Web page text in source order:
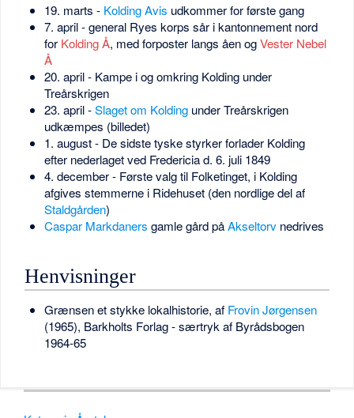
19. marts - Kolding Avis udkommer for første gang
7. april - general Ryes korps sår i kantonnement nord
for Kolding Å, med forposter langs åen ogVester Nebel
Å
20. april - Kampe i og omkring Kolding under
Treårskrigen
23. april -Slaget om Koldingunder Treårskrigen
udkæmpes (billedet)
1. august - De sidste tyske styrker forlader Kolding
efter nederlaget ved Fredericia d. 6. juli 1849
4. december - Første valg til Folketinget, i Kolding
afgives stemmerne i Ridehuset (den nordlige del af
Staldgården)
Caspar Markdaners gamle gård påAkseltorvnedrives
Henvisninger
Grænsen et stykke lokalhistorie, af Frovin Jørgensen
(1965), Barkholts Forlag - særtryk af Byrådsbogen
1964-65